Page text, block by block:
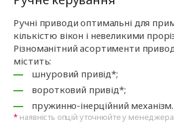
Ручні приводи оптимальні для
кількістю вікон і невеликими
Різноманітний асортименти
містить:
шнуровий привід*;
воротковий привід*;
пружинно-інерційний механізм.
наявність опцій уточнюйте у менеджера